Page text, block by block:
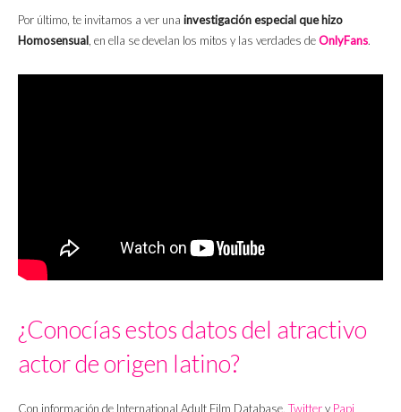
Por último, te invitamos a ver una investigación especial que hizo
Homosensual , en ella se develan los mitos y las verdades deOnlyFans.
¿Conocías estos datos del atractivo
actor de origen latino?
Con información de International Adult Film Database, Twittery Papi